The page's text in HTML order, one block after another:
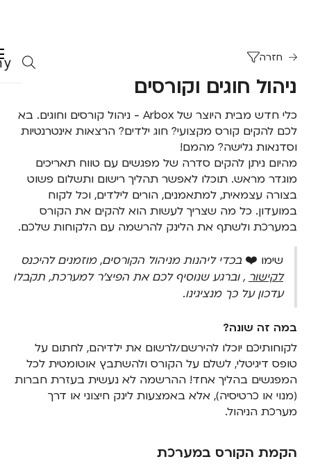
חזרה
ניהול חוגים וקורסים
כלי חדש מבית היוצר של Arbox - ניהול קורסים וחוגים. בא
לכם להקים קורס מקצועי? חוג ילדים? הרצאות אינטרנטיות
וסדנאות גלישה? מהמם!
מהיום ניתן להקים סדרה של מפגשים עם טווח תאריכים
מוגדר מראש. תוכלו לאפשר תהליך רישום ותשלום פשוט
בצורה עצמאית, למתאמנים, הורים לילדים, וכל לקוח
במועדון. כל מה שצריך לעשות הוא להקים את הקורס
במערכת ולשתף את הלינק להרשמה עם הלקוחות שלכם.
שימו ❤️ בכדי ליהנות מניהול הקורסים, מוזמנים להיכנס
לקישור , וברגע שנוסיף לכם את הפיצ׳ר למערכת, תקבלו
עדכון על כך מנציגינו.
במה זה שונה?
לקוחותיכם יוכלו להירשם/לרשום את ילדיהם, לחתום על
טופס דיגיטלי, לשלם על הקורס ולהשתבץ אוטומטית לכל
המפגשים בהליך אחד! ההרשמה לא נעשית בעזרת חברות
(מנוי או כרטיסיה), אלא באמצעות לינק חיצוני או דרך
מערכת הניהול.
הקמת הקורס במערכת